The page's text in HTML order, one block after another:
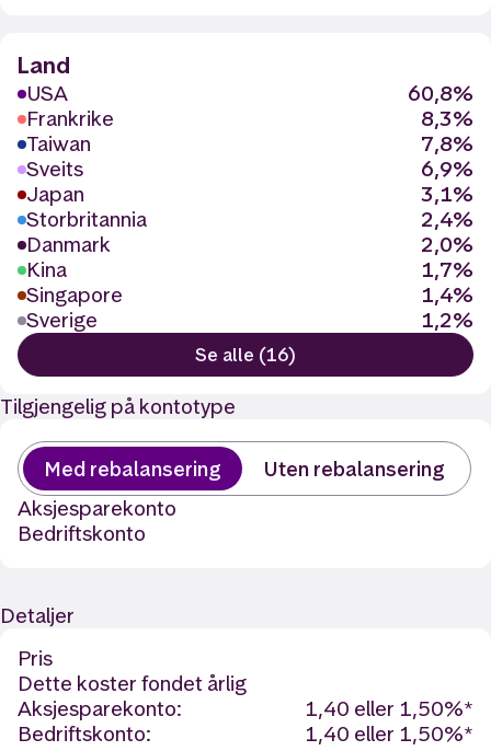
Land
USA
60,8%
Frankrike
8,3%
Taiwan
7,8%
Sveits
6,9%
Japan
3,1%
Storbritannia
2,4%
Danmark
2,0%
Kina
1,7%
Singapore
1,4%
Sverige
1,2%
Se alle (16)
Tilgjengelig på kontotype
Med rebalansering
Uten rebalansering
Aksjesparekonto
Bedriftskonto
Detaljer
Pris
Dette koster fondet årlig
Aksjesparekonto:
1,40 eller 1,50%*
Bedriftskonto:
1,40 eller 1,50%*